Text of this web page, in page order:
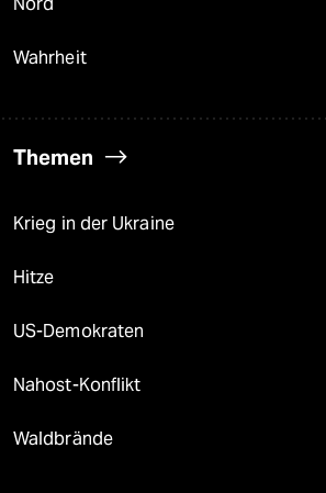
Wahrheit
Themen
Krieg in der Ukraine
Hitze
US-Demokraten
Nahost-Konflikt
Waldbrände